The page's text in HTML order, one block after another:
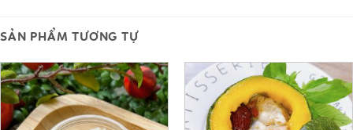
SẢN PHẨM TƯƠNG TỰ